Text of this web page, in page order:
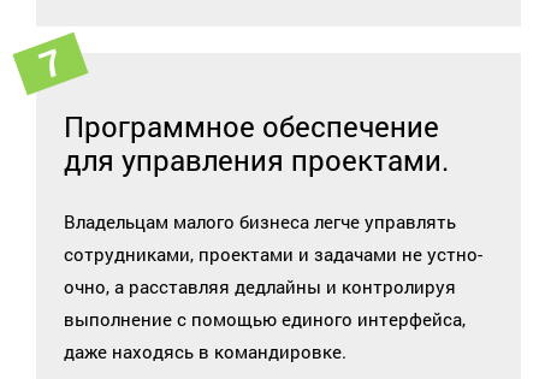
Программное обеспечение
для управления проектами.
Владельцам малого бизнеса легче управлять
сотрудниками, проектами и задачами не устно-
очно, а расставляя дедлайны и контролируя
выполнение с помощью единого интерфейса,
даже находясь в командировке.